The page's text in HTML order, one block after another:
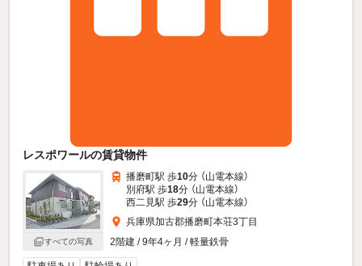
レスポワールの賃貸物件
すべての写真
播磨町駅 歩10分 （山電本線）
別府駅 歩18分 （山電本線）
西二見駅 歩29分 （山電本線）
兵庫県加古郡播磨町本荘3丁目
2階建 / 9年4ヶ月 / 軽量鉄骨